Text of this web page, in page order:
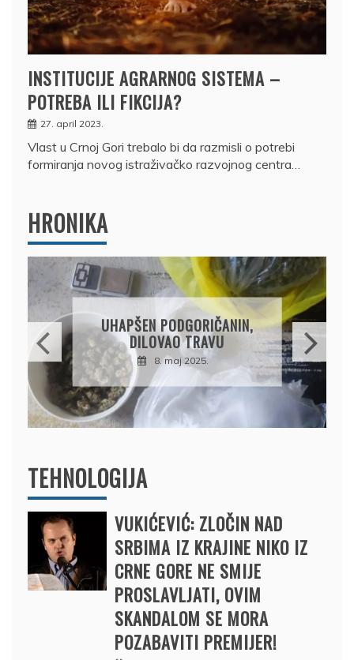
INSTITUCIJE AGRARNOG SISTEMA –
POTREBA ILI FIKCIJA?
27. april 2023.
Vlast u Crnoj Gori trebalo bi da razmisli o potrebi
formiranja novog istraživačko razvojnog centra…
HRONIKA
DRŽAVLJANIN RUSIJE
OSUMNJIČEN DA JE
PRODAO TUĐI BMW,
DRŽAVU NAPUSTIO
BRODOM
12. februar 2025.
TEHNOLOGIJA
VUKIĆEVIĆ: ZLOČIN NAD
SRBIMA IZ KRAJINE NIKO IZ
CRNE GORE NE SMIJE
PROSLAVLJATI, OVIM
SKANDALOM SE MORA
POZABAVITI PREMIJER!